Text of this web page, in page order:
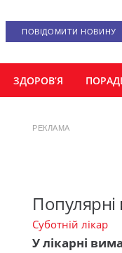
ПОВІДОМИТИ НОВИНУ
ЗДОРОВ’Я
РЕКЛАМА
Суботній лікар
У лікарні